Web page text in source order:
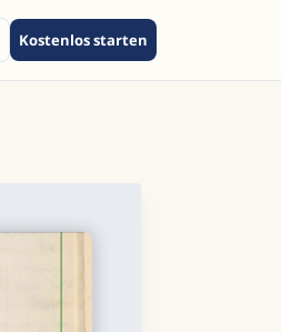
Kostenlos starten